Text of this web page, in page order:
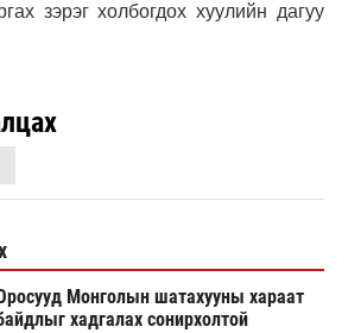
зэрэг холбогдох хуулийн дагуу
Монголын шатахууны хараат
хадгалах сонирхолтой